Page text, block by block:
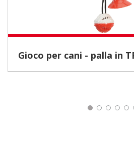
Gioco per cani - palla in